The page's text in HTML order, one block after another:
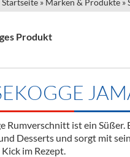
Angebote Gastronomie
Innovation - Die Neue
Termine
Startseite » Marken & Produkte »
Produkt
Rumverschnitt ist ein
Desserts und sorgt mit
im Rezept.